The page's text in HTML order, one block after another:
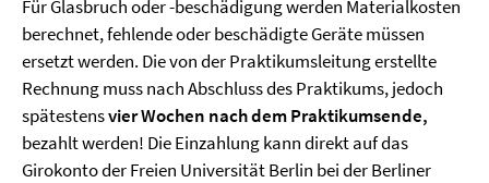
Für Glasbruch oder -beschädigung werden Materialkosten
berechnet, fehlende oder beschädigte Geräte müssen
ersetzt werden. Die von der Praktikumsleitung erstellte
Rechnung muss nach Abschluss des Praktikums, jedoch
spätestensvier Wochen nach dem Praktikumsende,
bezahlt werden! Die Einzahlung kann direkt auf das
Girokonto der Freien Universität Berlin bei der Berliner